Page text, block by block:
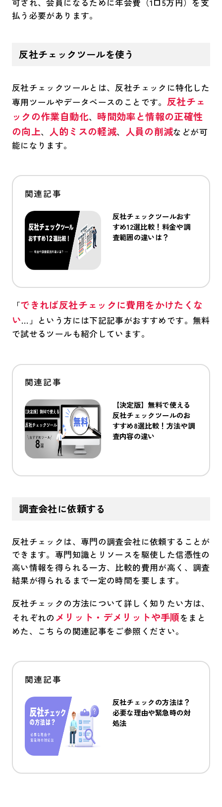
可され、会員になるために年会費（1口5万円）を支
払う必要があります。
反社チェックツールを使う
反社チェックツールとは、反社チェックに特化した
専用ツールやデータベースのことです。 反社チェ
ックの作業自動化、 時間効率と情報の正確性
の向上、 人的ミスの軽減、 人員の削減などが可
能になります。
反社チェックツールおす
すめ12選比較！料金や調
査範囲の違いは？
「できれば反社チェックに費用をかけたくな
い…」という方には下記記事がおすすめです。無料
で試せるツールも紹介しています。
【決定版】無料で使える
反社チェックツールのお
すすめ8選比較！方法や調
査内容の違い
調査会社に依頼する
反社チェックは、専門の調査会社に依頼することが
できます。専門知識とリソースを駆使した信憑性の
高い情報を得られる一方、比較的費用が高く、調査
結果が得られるまで一定の時間を要します。
反社チェックの方法について詳しく知りたい方は、
それぞれの メリット・デメリットや手順をまと
めた、こちらの関連記事をご参照ください。
反社チェックの方法は？
必要な理由や緊急時の対
処法